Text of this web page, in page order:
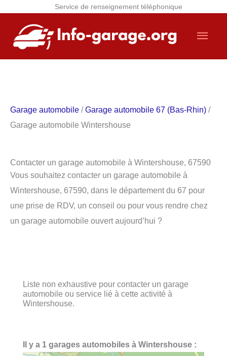
Service de renseignement téléphonique
contenu
Garage automobile /Garage automobile 67 (Bas-Rhin) /
Garage automobile Wintershouse
Contacter un garage automobile à Wintershouse, 67590
Vous souhaitez contacter un garage automobile à
Wintershouse, 67590, dans le département du 67 pour
une prise de RDV, un conseil ou pour vous rendre chez
un garage automobile ouvert aujourd’hui ?
Liste non exhaustive pour contacter un garage
automobile ou service lié à cette activité à
Wintershouse.
Il y a 1 garages automobiles à Wintershouse :